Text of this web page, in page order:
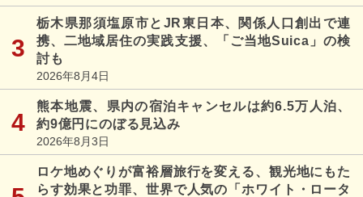
栃木県那須塩原市とJR東日本、関係人口創出で連
携、二地域居住の実践支援、「ご当地Suica」の検
討も
2026年8月4日
熊本地震、県内の宿泊キャンセルは約6.5万人泊、
約9億円にのぼる見込み
2026年8月3日
ロケ地めぐりが富裕層旅行を変える、観光地にもた
らす効果と功罪、世界で人気の「ホワイト・ロータ